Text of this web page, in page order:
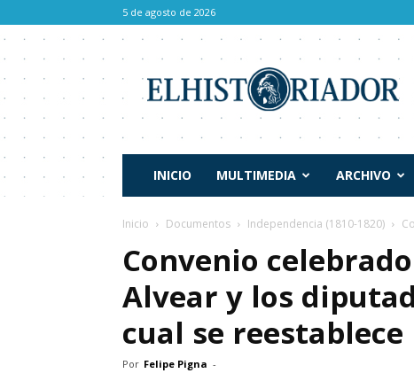
5 de agosto de 2026
Historiador
INICIO MULTIMEDIA ARCHIVO
Inicio Documentos Independencia (1810-1820)
Convenio
Alvear y los
cual se
Por Felipe Pigna -